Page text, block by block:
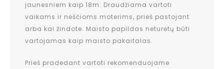
jaunesniem kaip 18m. Draudžiama vartoti
vaikams ir nėščioms moterims, prieš pastojant
arba kai žindote. Maisto papildas neturėtų būti
vartojamas kaip maisto pakaitalas.
Prieš pradedant vartoti rekomenduojame